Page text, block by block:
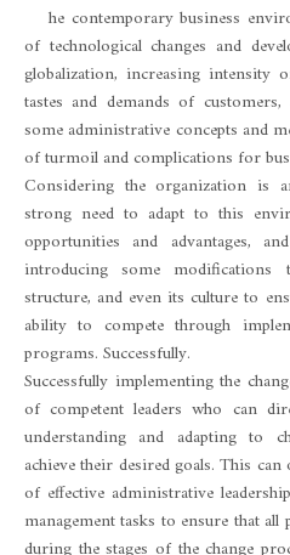
he contemporary business
of technological changes and
globalization, increasing intensity
tastes and demands of
some administrative concepts and
of turmoil and complications for
Considering the organization is
strong need to adapt to this
opportunities and advantages,
introducing some
structure, and even its culture to
ability to compete through
programs. Successfully.
Successfully implementing the
of competent leaders who can
understanding and adapting to
achieve their desired goals. This
of effective administrative
management tasks to ensure that
during the stages of the change